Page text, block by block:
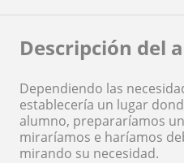
Descripción del
Dependiendo las
establecería un lugar
alumno, prepararíamos
miraríamos e haríamos
mirando su necesidad.